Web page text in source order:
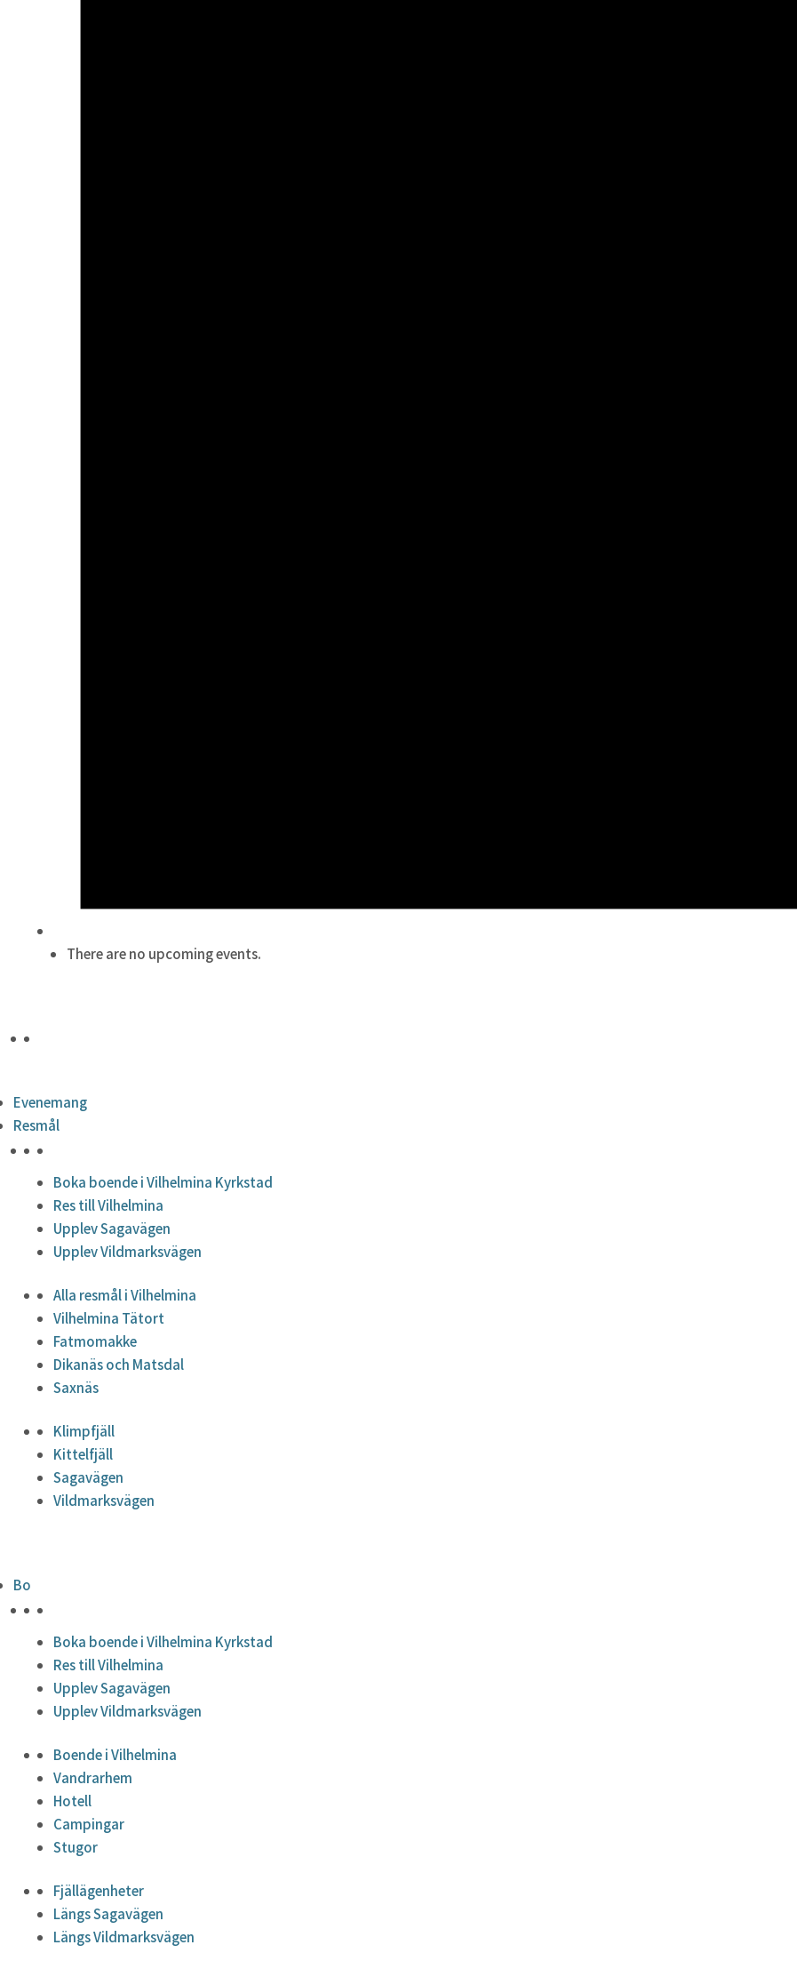
There are no upcoming events.
Evenemang
Resmål
Boka boende i Vilhelmina Kyrkstad
Res till Vilhelmina
Upplev Sagavägen
Upplev Vildmarksvägen
Alla resmål i Vilhelmina
Vilhelmina Tätort
Fatmomakke
Dikanäs och Matsdal
Saxnäs
Klimpfjäll
Kittelfjäll
Sagavägen
Vildmarksvägen
Bo
Boka boende i Vilhelmina Kyrkstad
Res till Vilhelmina
Upplev Sagavägen
Upplev Vildmarksvägen
Boende i Vilhelmina
Vandrarhem
Hotell
Campingar
Stugor
Fjällägenheter
Längs Sagavägen
Längs Vildmarksvägen